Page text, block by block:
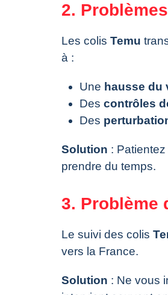
2.
Les colis Temu
à :
Une hausse du
Des contrôles
Des
Solution :
prendre du temps.
3. Problème
Le suivi des colis
vers la France.
Solution : Ne vous